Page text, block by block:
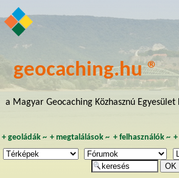
geocaching.hu ®
a Magyar Geocaching Közhasznú
+ geoládák~ +megtalálások ~ + felhasználók~ +